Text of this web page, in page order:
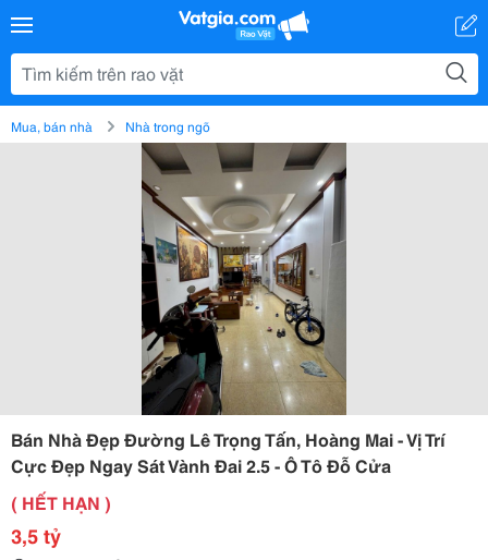
Mua, bán nhà Nhà trong ngõ
Bán Nhà Đẹp Đường Lê Trọng Tấn, Hoàng Mai - Vị Trí
Cực Đẹp Ngay Sát Vành Đai 2.5 - Ô Tô Đỗ Cửa
( HẾT HẠN )
3,5 tỷ